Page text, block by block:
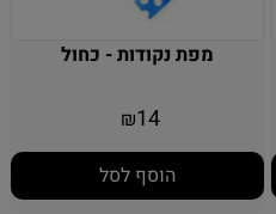
מפת נקודות - כחול
₪14
הוסף לסל